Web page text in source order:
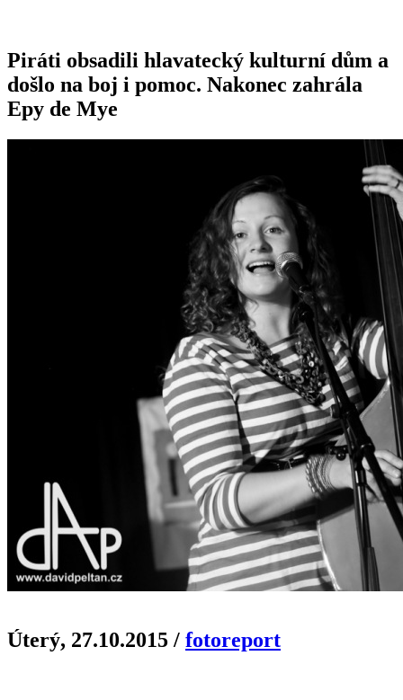
Piráti obsadili hlavatecký kulturní dům a
došlo na boj i pomoc. Nakonec zahrála
Epy de Mye
Úterý, 27.10.2015 / fotoreport